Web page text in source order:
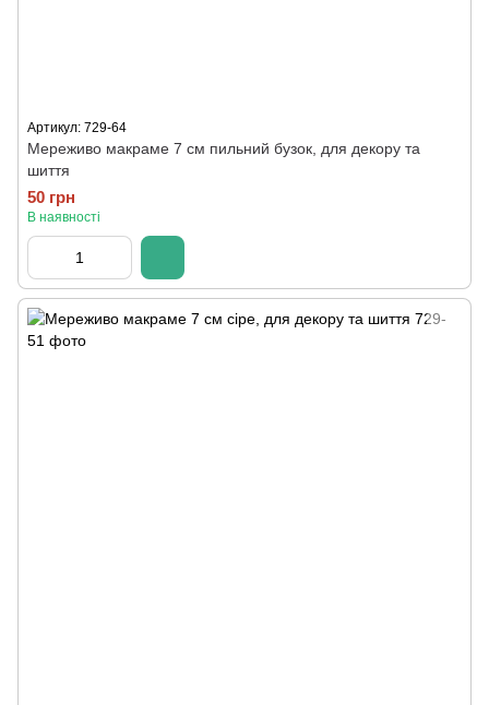
Артикул: 729-64
Мереживо макраме 7 см пильний бузок, для декору та
шиття
50 грн
В наявності